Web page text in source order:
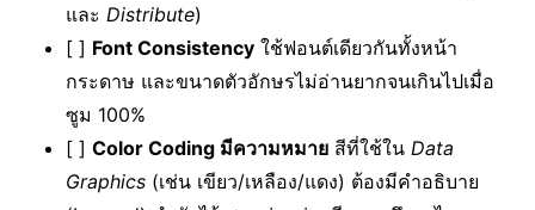
และ Distribute)
[ ] Font Consistency ใช้ฟอนต์เดียวกันทั้งหน้า
กระดาษ และขนาดตัวอักษรไม่อ่านยากจนเกินไปเมื่อ
ซูม 100%
[ ] Color Coding มีความหมาย สีที่ใช้ใน Data
Graphics (เช่น เขียว/เหลือง/แดง) ต้องมีคำอธิบาย